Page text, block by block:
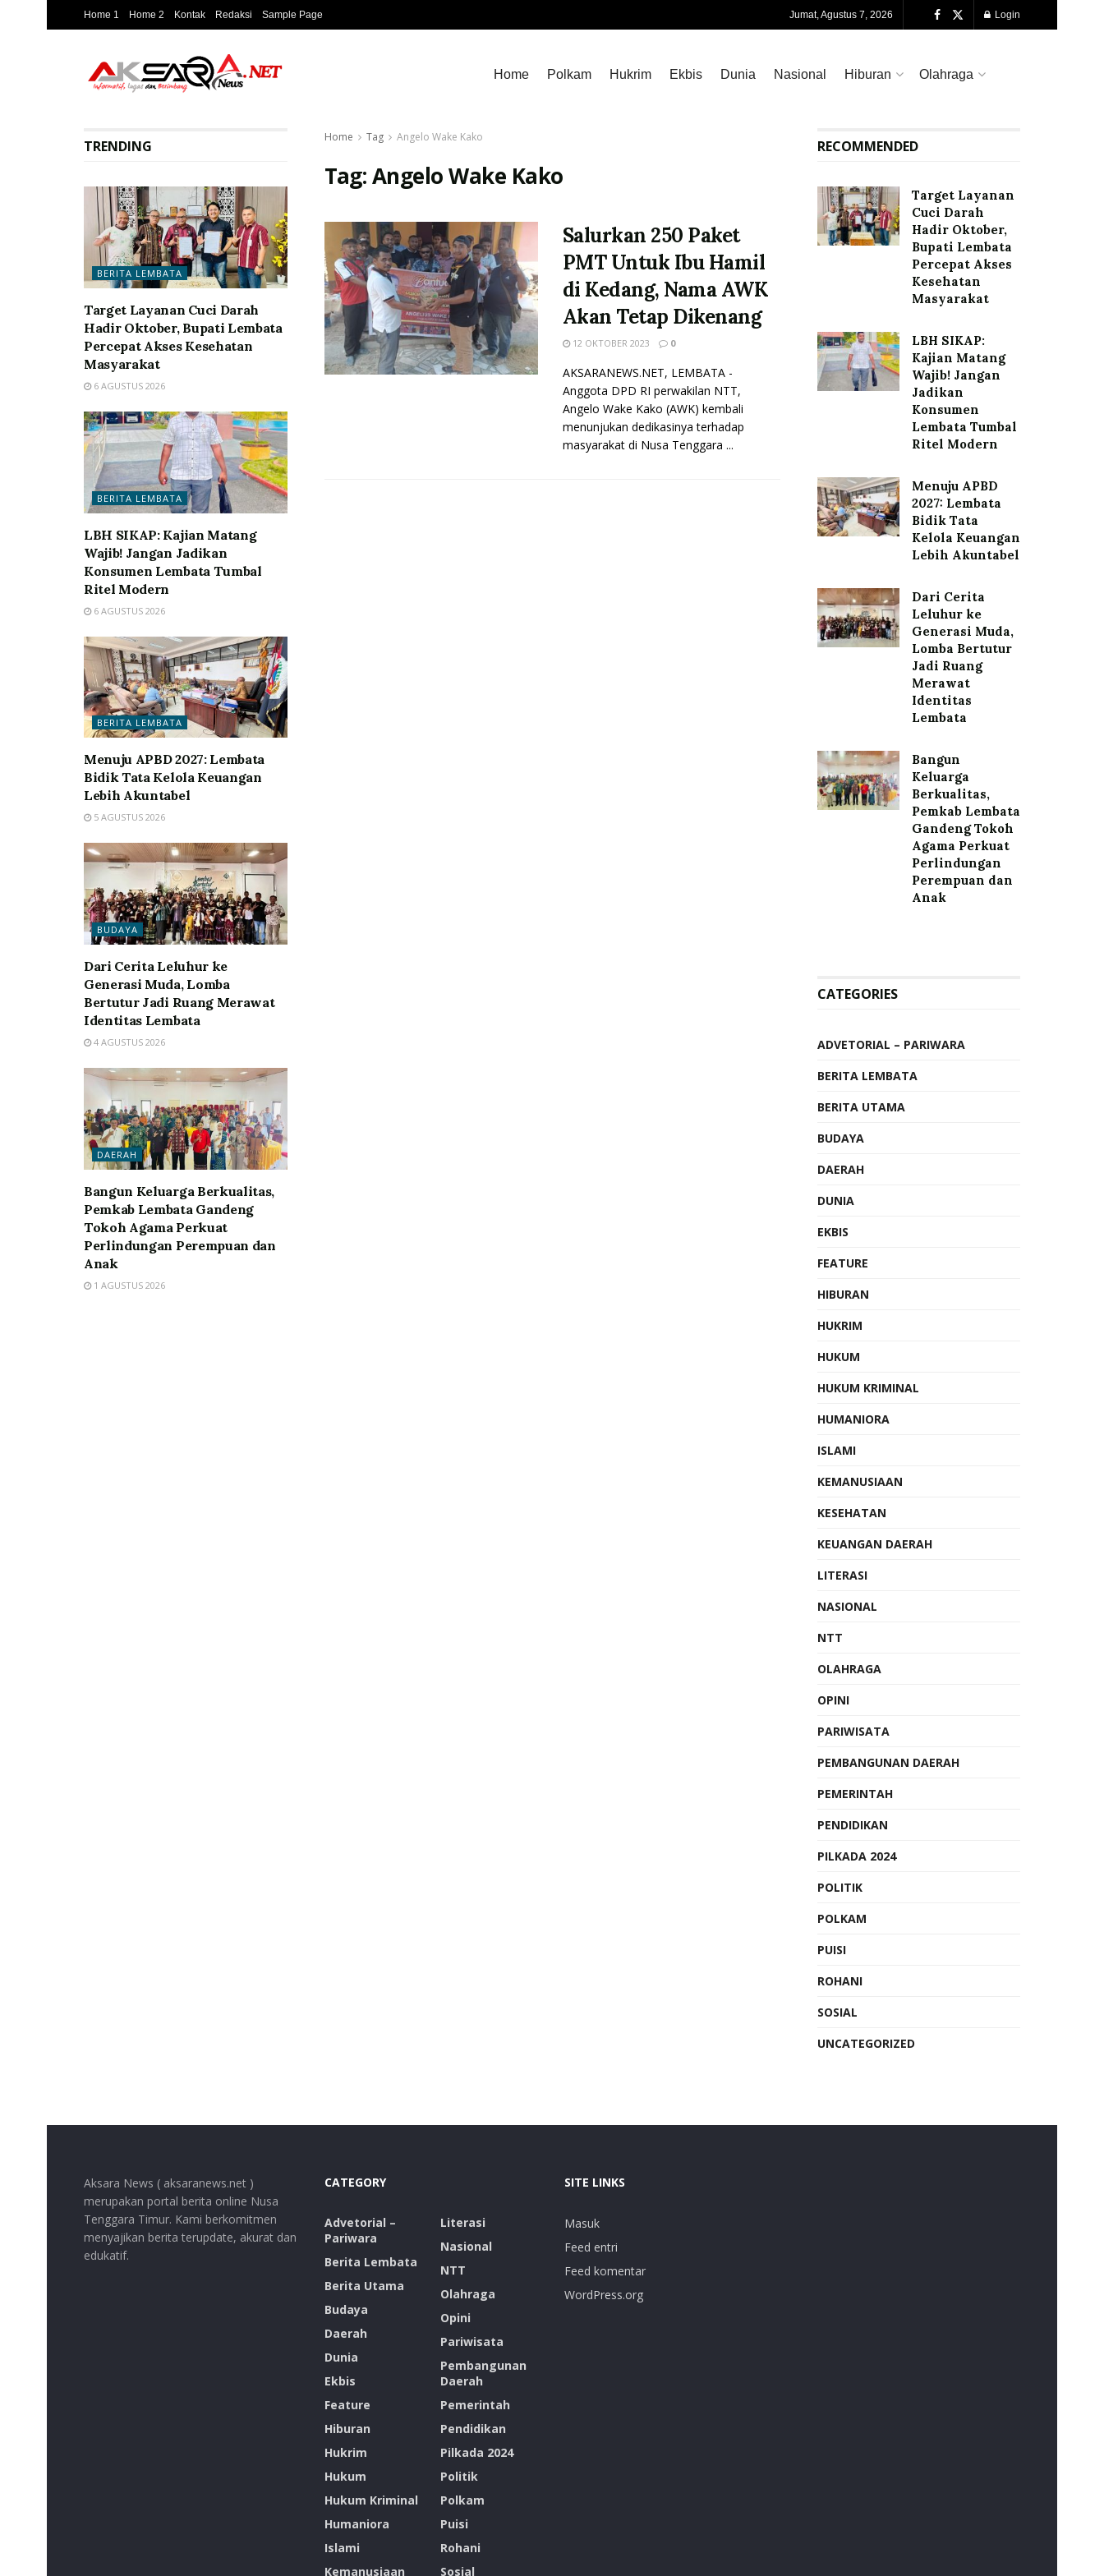
Home 1 Home 2 Kontak Redaksi Sample Page Jumat, Agustus 7, 2026 Login
Home Polkam Hukrim Ekbis Dunia Nasional Hiburan Olahraga
Home Tag Angelo Wake Kako
Tag:Angelo Wake Kako
Salurkan 250 Paket
PMT Untuk Ibu Hamil
di Kedang, Nama AWK
Akan Tetap Dikenang
12 OKTOBER 2023 0
AKSARANEWS.NET, LEMBATA -
Anggota DPD RI perwakilan NTT,
Angelo Wake Kako (AWK) kembali
menunjukan dedikasinya terhadap
masyarakat di Nusa Tenggara ...
TRENDING
BERITA LEMBATA
Target Layanan Cuci Darah
Hadir Oktober, Bupati Lembata
Percepat Akses Kesehatan
Masyarakat
6 AGUSTUS 2026
BERITA LEMBATA
LBH SIKAP: Kajian Matang
Wajib! Jangan Jadikan
Konsumen Lembata Tumbal
Ritel Modern
6 AGUSTUS 2026
BERITA LEMBATA
Menuju APBD 2027: Lembata
Bidik Tata Kelola Keuangan
Lebih Akuntabel
5 AGUSTUS 2026
BUDAYA
Dari Cerita Leluhur ke
Generasi Muda, Lomba
Bertutur Jadi Ruang Merawat
Identitas Lembata
4 AGUSTUS 2026
DAERAH
Bangun Keluarga Berkualitas,
Pemkab Lembata Gandeng
Tokoh Agama Perkuat
Perlindungan Perempuan dan
Anak
1 AGUSTUS 2026
RECOMMENDED
Target Layanan
Cuci Darah
Hadir Oktober,
Bupati Lembata
Percepat Akses
Kesehatan
Masyarakat
LBH SIKAP:
Kajian Matang
Wajib! Jangan
Jadikan
Konsumen
Lembata Tumbal
Ritel Modern
Menuju APBD
2027: Lembata
Bidik Tata
Kelola Keuangan
Lebih Akuntabel
Dari Cerita
Leluhur ke
Generasi Muda,
Lomba Bertutur
Jadi Ruang
Merawat
Identitas
Lembata
Bangun
Keluarga
Berkualitas,
Pemkab Lembata
Gandeng Tokoh
Agama Perkuat
Perlindungan
Perempuan dan
Anak
CATEGORIES
ADVETORIAL – PARIWARA
BERITA LEMBATA
BERITA UTAMA
BUDAYA
DAERAH
DUNIA
EKBIS
FEATURE
HIBURAN
HUKRIM
HUKUM
HUKUM KRIMINAL
HUMANIORA
ISLAMI
KEMANUSIAAN
KESEHATAN
KEUANGAN DAERAH
LITERASI
NASIONAL
NTT
OLAHRAGA
OPINI
PARIWISATA
PEMBANGUNAN DAERAH
PEMERINTAH
PENDIDIKAN
PILKADA 2024
POLITIK
POLKAM
PUISI
ROHANI
SOSIAL
UNCATEGORIZED
Aksara News ( aksaranews.net )
merupakan portal berita online Nusa
Tenggara Timur. Kami berkomitmen
menyajikan berita terupdate, akurat dan
edukatif.
CATEGORY
Advetorial –
Pariwara
Berita Lembata
Berita Utama
Budaya
Daerah
Dunia
Ekbis
Feature
Hiburan
Hukrim
Hukum
Hukum Kriminal
Humaniora
Islami
Kemanusiaan
Literasi
Nasional
NTT
Olahraga
Opini
Pariwisata
Pembangunan
Daerah
Pemerintah
Pendidikan
Pilkada 2024
Politik
Polkam
Puisi
Rohani
Sosial
SITE LINKS
Masuk
Feed entri
Feed komentar
WordPress.org